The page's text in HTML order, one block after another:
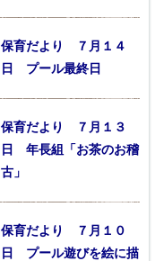
保育だより ７月１４
日 プール最終日
保育だより ７月１３
日 年長組「お茶のお稽
古」
保育だより ７月１０
日 プール遊びを絵に描